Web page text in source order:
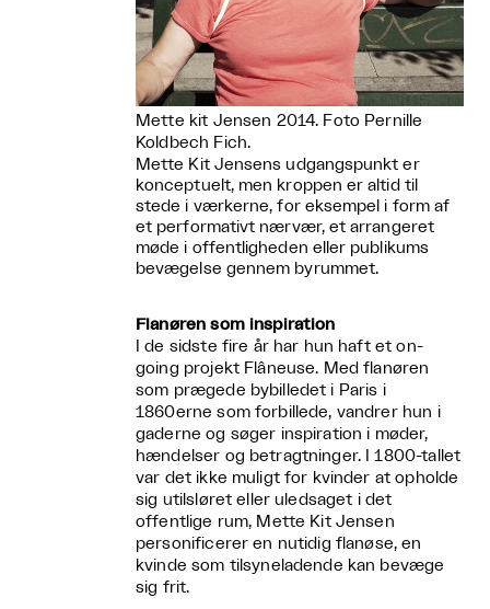
Mette kit Jensen 2014. Foto Pernille
Koldbech Fich.
Mette Kit Jensens udgangspunkt er
konceptuelt, men kroppen er altid til
stede i værkerne, for eksempel i form af
et performativt nærvær, et arrangeret
møde i offentligheden eller publikums
bevægelse gennem byrummet.
Flanøren som inspiration
I de sidste fire år har hun haft et on-
going projekt Flâneuse. Med flanøren
som prægede bybilledet i Paris i
1860erne som forbillede, vandrer hun i
gaderne og søger inspiration i møder,
hændelser og betragtninger. I 1800-tallet
var det ikke muligt for kvinder at opholde
sig utilsløret eller uledsaget i det
offentlige rum, Mette Kit Jensen
personificerer en nutidig flanøse, en
kvinde som tilsyneladende kan bevæge
sig frit.